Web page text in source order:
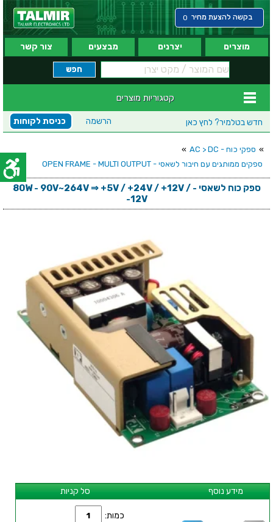
בקשה להצעת מחיר 0
מוצרים יצרנים מבצעים צור קשר
קטגוריות מוצרים
חדש בטלמיר? לחץ כאן כניסת לקוחות הרשמה
» ספקי כוח - AC > DC
»
ספקים ממותגים עם חיבור לשאסי - OPEN FRAME - MULTI OUTPUT
ספק כוח לשאסי - 80W - 90V~264V ⇒ +5V / +24V / +12V /
-12V
סל קניות מידע נוסף
כמות: